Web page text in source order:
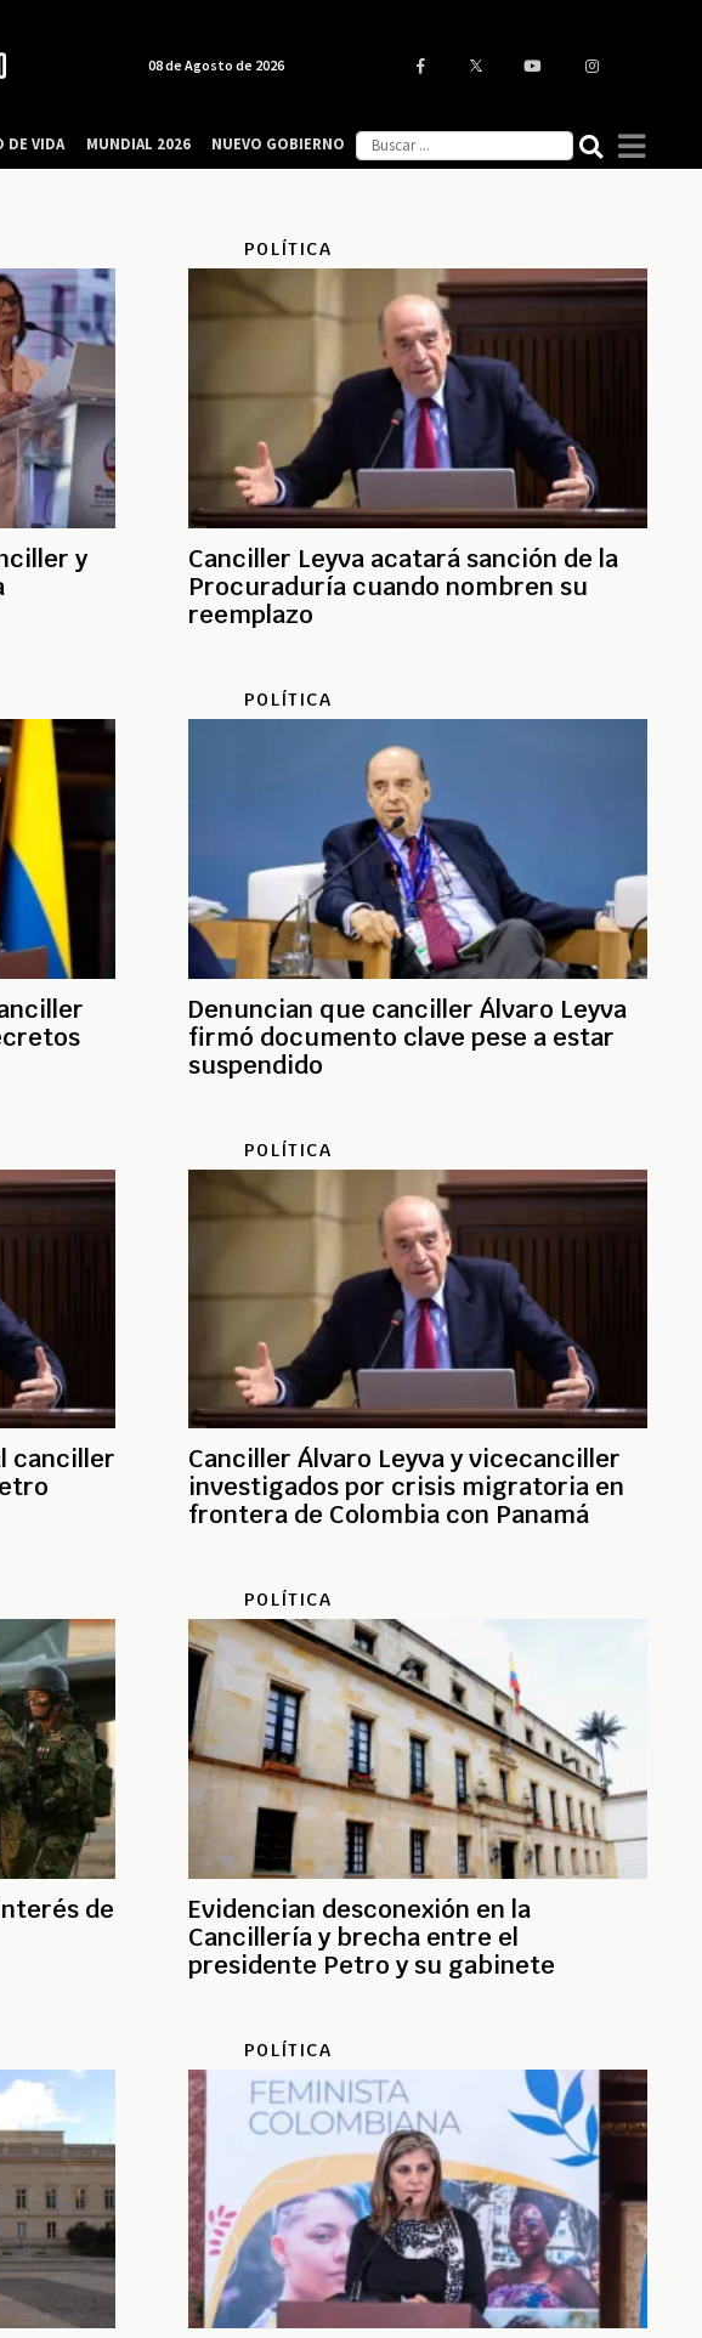
y
POLÍTICA
Canciller Leyva acatará sanción de la
Procuraduría cuando nombren su
reemplazo
POLÍTICA
Denuncian que canciller Álvaro Leyva
firmó documento clave pese a estar
suspendido
canciller
POLÍTICA
Canciller Álvaro Leyva y vicecanciller
investigados por crisis migratoria en
frontera de Colombia con Panamá
de
POLÍTICA
Evidencian desconexión en la
Cancillería y brecha entre el
presidente Petro y su gabinete
POLÍTICA
08 de Agosto de 2026
DE VIDA MUNDIAL 2026 NUEVO GOBIERNO